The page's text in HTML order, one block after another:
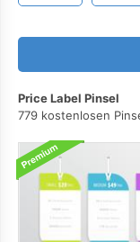
Price Label Pinsel
779 kostenlosen